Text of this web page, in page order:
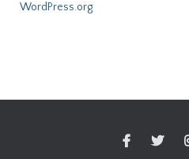
WordPress.org